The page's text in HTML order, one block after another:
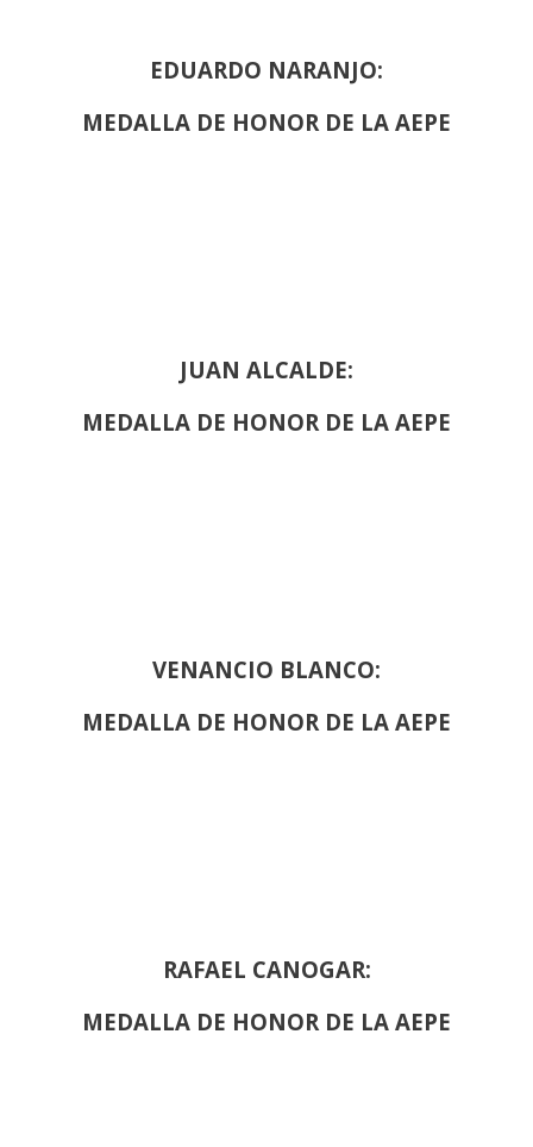
EDUARDO NARANJO:
MEDALLA DE HONOR DE LA AEPE
JUAN ALCALDE:
MEDALLA DE HONOR DE LA AEPE
VENANCIO BLANCO:
MEDALLA DE HONOR DE LA AEPE
RAFAEL CANOGAR:
MEDALLA DE HONOR DE LA AEPE